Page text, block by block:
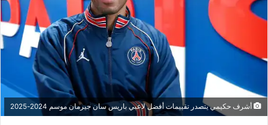
أشرف حكيمي يتصدر تقييمات أفضل لاعبي باريس سان جيرمان موسم 2024-2025